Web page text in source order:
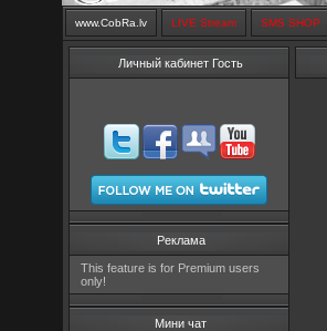
www.CobRa.lv LIVE Stream SMS SHOP
Личный кабинет Гость
Реклама
This feature is for Premium users
only!
Мини чат